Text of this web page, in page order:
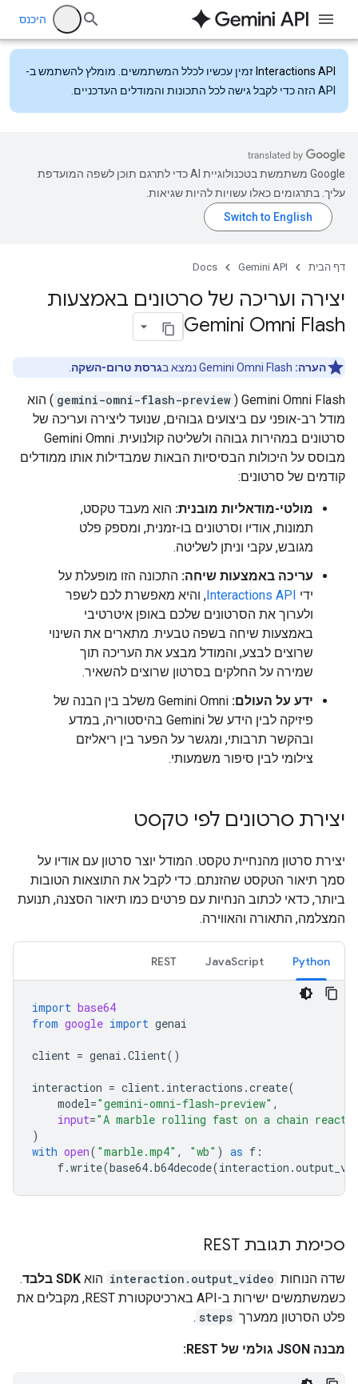
היכנס
Interactions API זמין עכשיו לכלל המשתמשים. מומלץ להשתמש ב-
API הזה כדי לקבל גישה לכל התכונות והמודלים העדכניים.
‫Google משתמשת בטכנולוגיית AI כדי לתרגם תוכן לשפה המועדפת
עליך. בתרגומים כאלו עשויות להיות שגיאות.
דף הבית Gemini API
Docs
יצירה ועריכה של סרטונים באמצעות
Gemini Omni Flash
הערה: גרסת טרום-השקה
‫Gemini Omni Flash‏ (
gemini-omni-flash-preview ) הוא
מודל רב-אופני עם ביצועים גבוהים, שנועד ליצירה ועריכה של
סרטונים במהירות גבוהה ולשליטה קולנועית. ‫Gemini Omni
מבוסס על היכולות הבסיסיות הבאות שמבדילות אותו ממודלים
קודמים של סרטונים:
מולטי-מודאליות מובנית: הוא מעבד טקסט,
תמונות, אודיו וסרטונים בו-זמנית, ומספק פלט
מגובש, עקבי וניתן לשליטה.
עריכה באמצעות שיחה: התכונה הזו מופעלת על
ידי Interactions API, והיא מאפשרת לכם לשפר
ולערוך את הסרטונים שלכם באופן איטרטיבי
באמצעות שיחה בשפה טבעית. מתארים את השינוי
שרוצים לבצע, והמודל מבצע את העריכה תוך
שמירה על החלקים בסרטון שרוצים להשאיר.
ידע על העולם:
‫Gemini Omni משלב בין הבנה של
פיזיקה לבין הידע של Gemini בהיסטוריה, במדע
ובהקשר תרבותי, ומגשר על הפער בין ריאליזם
צילומי לבין סיפור משמעותי.
יצירת סרטונים לפי טקסט
יצירת סרטון מהנחיית טקסט. המודל יוצר סרטון עם אודיו על
סמך תיאור הטקסט שהזנתם. כדי לקבל את התוצאות הטובות
ביותר, כדאי לכתוב הנחיות עם פרטים כמו תיאור הסצנה, תנועת
המצלמה, התאורה והאווירה.
Python
JavaScript
REST
import base64
from google import genai
client = genai .Client()
interaction = client. interactions .create(
model="gemini-omni-flash-preview" ,
input="A marble rolling fast on a chain
)
with open( "marble.mp4" , "wb" ) as f :
f.write(base64.b64decode(interaction .
סכימת תגובת REST
שדה הנוחות interaction.output_video הוא SDK בלבד
.
כשמשתמשים ישירות ב-API בארכיטקטורת REST, מקבלים את
פלט הסרטון ממערך steps
.
מבנה JSON גולמי של REST: